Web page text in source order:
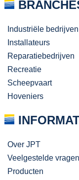
Industriële bedrijven
Installateurs
Reparatiebedrijven
Recreatie
Scheepvaart
Hoveniers
Over JPT
Veelgestelde vragen
Producten